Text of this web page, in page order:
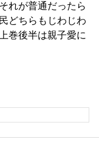
れが普通だったら
どちらもじわじわ
巻後半は親子愛に